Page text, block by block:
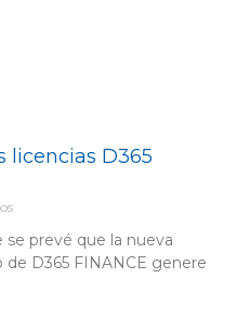
licencias D365
prevé que la nueva
D365 FINANCE genere